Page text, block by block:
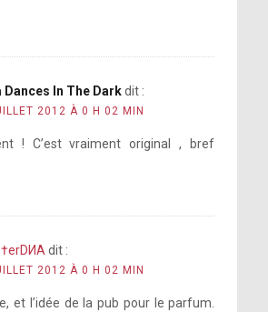
Dances In The Dark dit :
2012 À 0 H 02 MIN
! C’est vraiment original , bref
dit :
2012 À 0 H 02 MIN
et l’idée de la pub pour le parfum.